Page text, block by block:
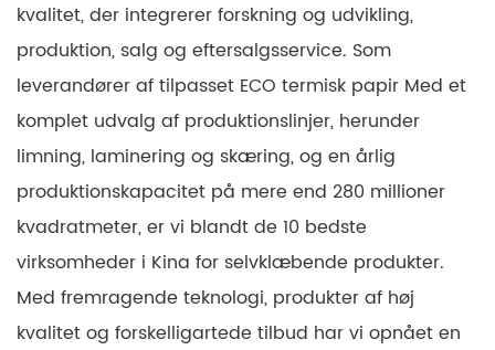
kvalitet, der integrerer forskning og udvikling,
produktion, salg og eftersalgsservice. Som
leverandører af tilpasset ECO termisk papir Med et
komplet udvalg af produktionslinjer, herunder
limning, laminering og skæring, og en årlig
produktionskapacitet på mere end 280 millioner
kvadratmeter, er vi blandt de 10 bedste
virksomheder i Kina for selvklæbende produkter.
Med fremragende teknologi, produkter af høj
kvalitet og forskelligartede tilbud har vi opnået en